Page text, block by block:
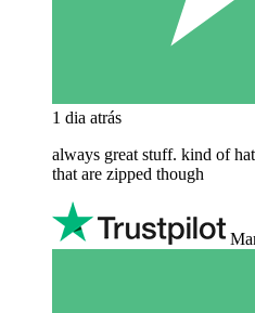
1 dia atrás
always great stuff. kind of
that are zipped though